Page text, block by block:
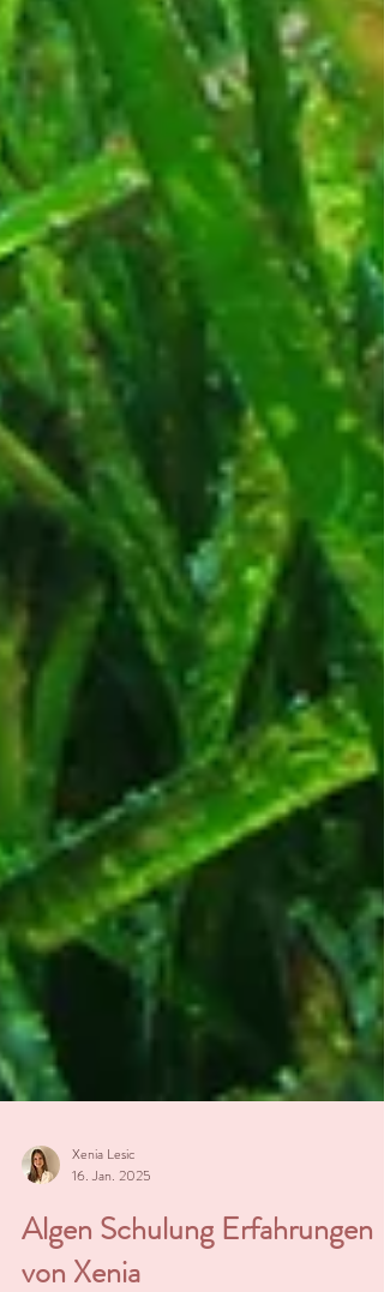
Xenia Lesic
16. Jan. 2025